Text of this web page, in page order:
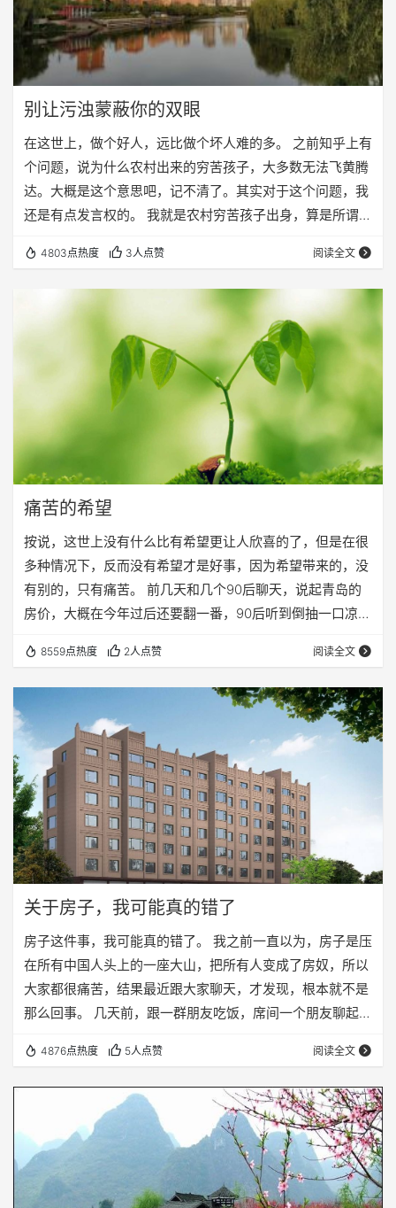
别让污浊蒙蔽你的双眼
在这世上，做个好人，远比做个坏人难的多。 之前知乎上有
个问题，说为什么农村出来的穷苦孩子，大多数无法飞黄腾
达。大概是这个意思吧，记不清了。其实对于这个问题，我
还是有点发言权的。 我就是农村穷苦孩子出身，算是所谓的
已经飞黄腾达的人物，可是只有我知道，我还差的很远，为
什么没有像别人一样飞黄腾达呢？心中就一个字：怕。 从小
到大，经历了很多事。有一个结论，从我的角度出发，是对
的，虽然我不知道是不是放之四海而皆准，但是至少我看到
的，都是这样的，那就是，凡是飞黄腾达的，大多数…
4803点热度 3人点赞 阅读全文
痛苦的希望
按说，这世上没有什么比有希望更让人欣喜的了，但是在很
多种情况下，反而没有希望才是好事，因为希望带来的，没
有别的，只有痛苦。 前几天和几个90后聊天，说起青岛的
房价，大概在今年过后还要翻一番，90后听到倒抽一口凉
也不低，跟别提再翻一番了。可是我对他们说，这对你们来
说恰恰是好事，因为房价高到你没有任何希望可以买得起，
那就干脆不买了，这样反而更好，不像我们80后，房价正好
处于能够买得起还买不起之间，结果把全部家当换了套房
子，在北京的，甚至把双方父母的全部家当也拿出来买…
8559点热度 2人点赞 阅读全文
关于房子，我可能真的错了
房子这件事，我可能真的错了。 我之前一直以为，房子是压
在所有中国人头上的一座大山，把所有人变成了房奴，所以
大家都很痛苦，结果最近跟大家聊天，才发现，根本就不是
那么回事。 几天前，跟一群朋友吃饭，席间一个朋友聊起房
千万了吧？（我在青岛，房价没有那么夸张）。朋友虽然脸
上未露出欣喜之色，可话语之间时刻透漏出骄傲，说：都是
刚需，都是刚需。然后说起他买房子的经历，说，我年轻的
时候，傻，领导跟我说让我买房子，我说我才不买呢，明年
房价就要腰斩，过了两年领导还是让我买房子，我说不…
4876点热度 5人点赞 阅读全文